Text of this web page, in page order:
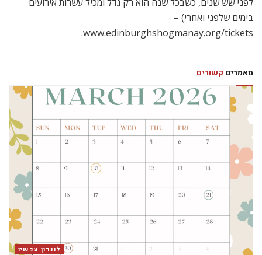
בימים שלפני ואחרי) –
www.edinburghshogmanay.org/tickets.
מאמרים קשורים
לונדון עכשיו